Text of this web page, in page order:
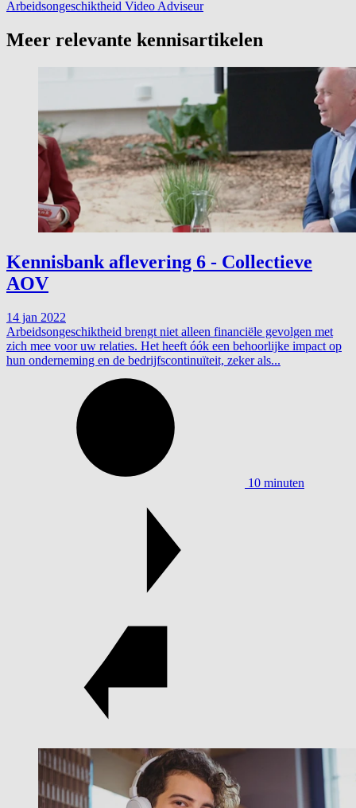
Arbeidsongeschiktheid Video Adviseur
Meer relevante kennisartikelen
Kennisbank aflevering 6 - Collectieve
AOV
14 jan 2022
Arbeidsongeschiktheid brengt niet alleen financiële gevolgen met
zich mee voor uw relaties. Het heeft óók een behoorlijke impact op
hun onderneming en de bedrijfscontinuïteit, zeker als...
10 minuten